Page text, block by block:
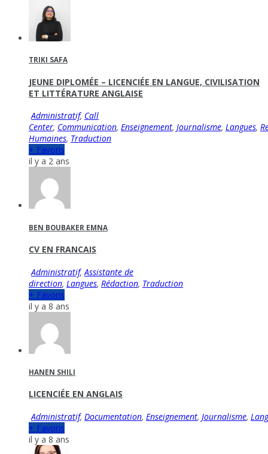
TRIKI SAFA
JEUNE DIPLOMÉE – LICENCIÉE EN LANGUE, CIVILISATION
ET LITTÉRATURE ANGLAISE
Administratif, Call
Center, Communication, Enseignement, Journalisme, Langues,
Humaines, Traduction
+ Favoris
il y a 2 ans
BEN BOUBAKER EMNA
CV EN FRANCAIS
Administratif, Assistante de
direction, Langues, Rédaction, Traduction
+ Favoris
il y a 8 ans
HANEN SHILI
LICENCIÉE EN ANGLAIS
Administratif, Documentation, Enseignement, Journalisme,
+ Favoris
il y a 8 ans